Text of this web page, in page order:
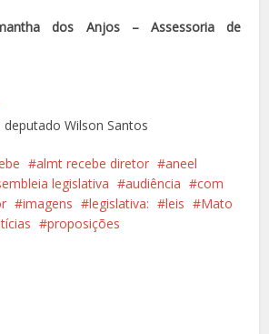
dos Anjos – Assessoria de
Wilson Santos
almt recebe diretor
aneel
legislativa audiência
com
imagens legislativa: leis
Mato
proposições